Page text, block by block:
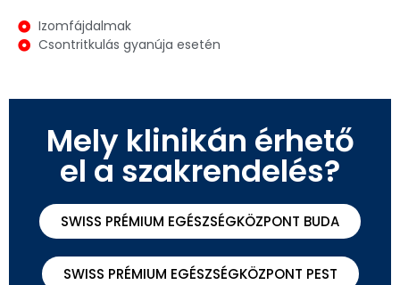
Izomfájdalmak
Csontritkulás gyanúja esetén
Mely klinikán érhető
el a szakrendelés?
SWISS PRÉMIUM EGÉSZSÉGKÖZPONT BUDA
SWISS PRÉMIUM EGÉSZSÉGKÖZPONT PEST